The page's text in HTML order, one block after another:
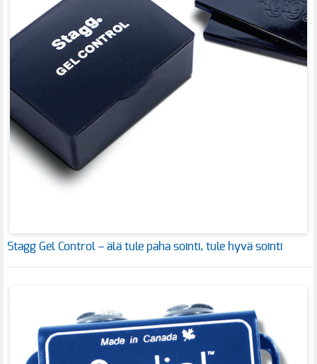
Stagg Gel Control – älä tule paha sointi, tule hyvä sointi